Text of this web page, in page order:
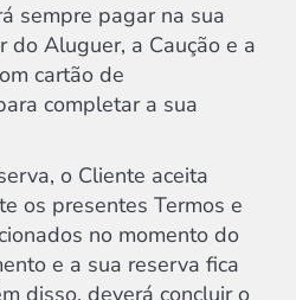
sempre pagar na sua
do Aluguer, a Caução e a
cartão de
completar a sua
o Cliente aceita
os presentes Termos e
no momento do
e a sua reserva fica
disso, deverá concluir o